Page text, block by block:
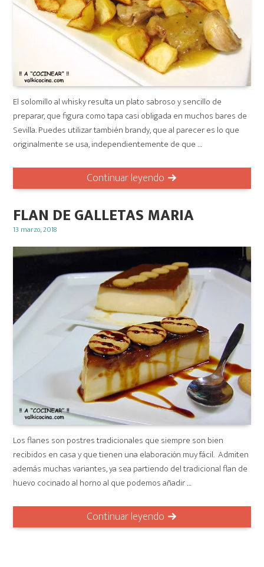
El solomillo al whisky resulta un plato sabroso y sencillo de
preparar, que figura como tapa casi obligada en muchos bares de
Sevilla. Puedes utilizar también brandy, que al parecer es lo que
originalmente se usa, independientemente de que …
Continuar leyendo
FLAN DE GALLETAS MARIA
Posted
13 marzo, 2018
Los flanes son postres tradicionales que siempre son bien
recibidos en casa y que tienen una elaboración muy fácil. Admiten
además muchas variantes, ya sea partiendo del tradicional flan de
huevo cocinado al horno al que podemos añadir …
Continuar leyendo